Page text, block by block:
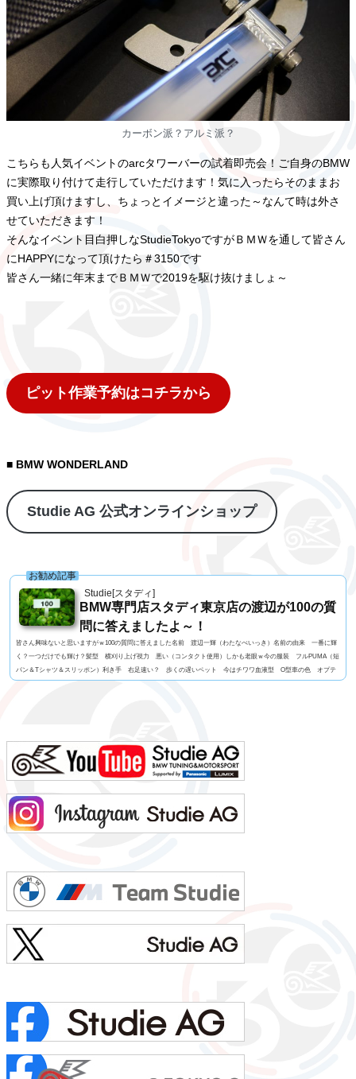
カーボン派？アルミ派？
こちらも人気イベントのarcタワーバーの試着即売会！ご自身のBMW
に実際取り付けて走行していただけます！気に入ったらそのままお
買い上げ頂けますし、ちょっとイメージと違った～なんて時は外さ
せていただきます！
そんなイベント目白押しなStudieTokyoですがＢＭＷを通して皆さん
にHAPPYになって頂けたら＃3150です
皆さん一緒に年末までＢＭＷで2019を駆け抜けましょ～
ピット作業予約はコチラから
■ BMW WONDERLAND
Studie AG 公式オンラインショップ
Studie[スタディ]
お勧め記事
BMW専門店スタディ東京店の渡辺が100の質
問に答えましたよ～！
皆さん興味ないと思いますがｗ100の質問に答えました名前 渡辺一輝（わたなべいっき）名前の由来 一番に輝
く？一つだけでも輝け？髪型 横刈り上げ視力 悪い（コンタクト使用）しかも老眼ｗ今の服装 フルPUMA（短
パン＆Tシャツ＆スリッポン）利き手 右足速い？ 歩くの遅いペット 今はチワワ血液型 O型車の色 オプテ